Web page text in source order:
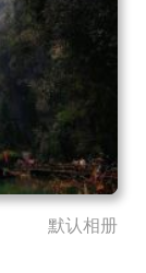
默认相册